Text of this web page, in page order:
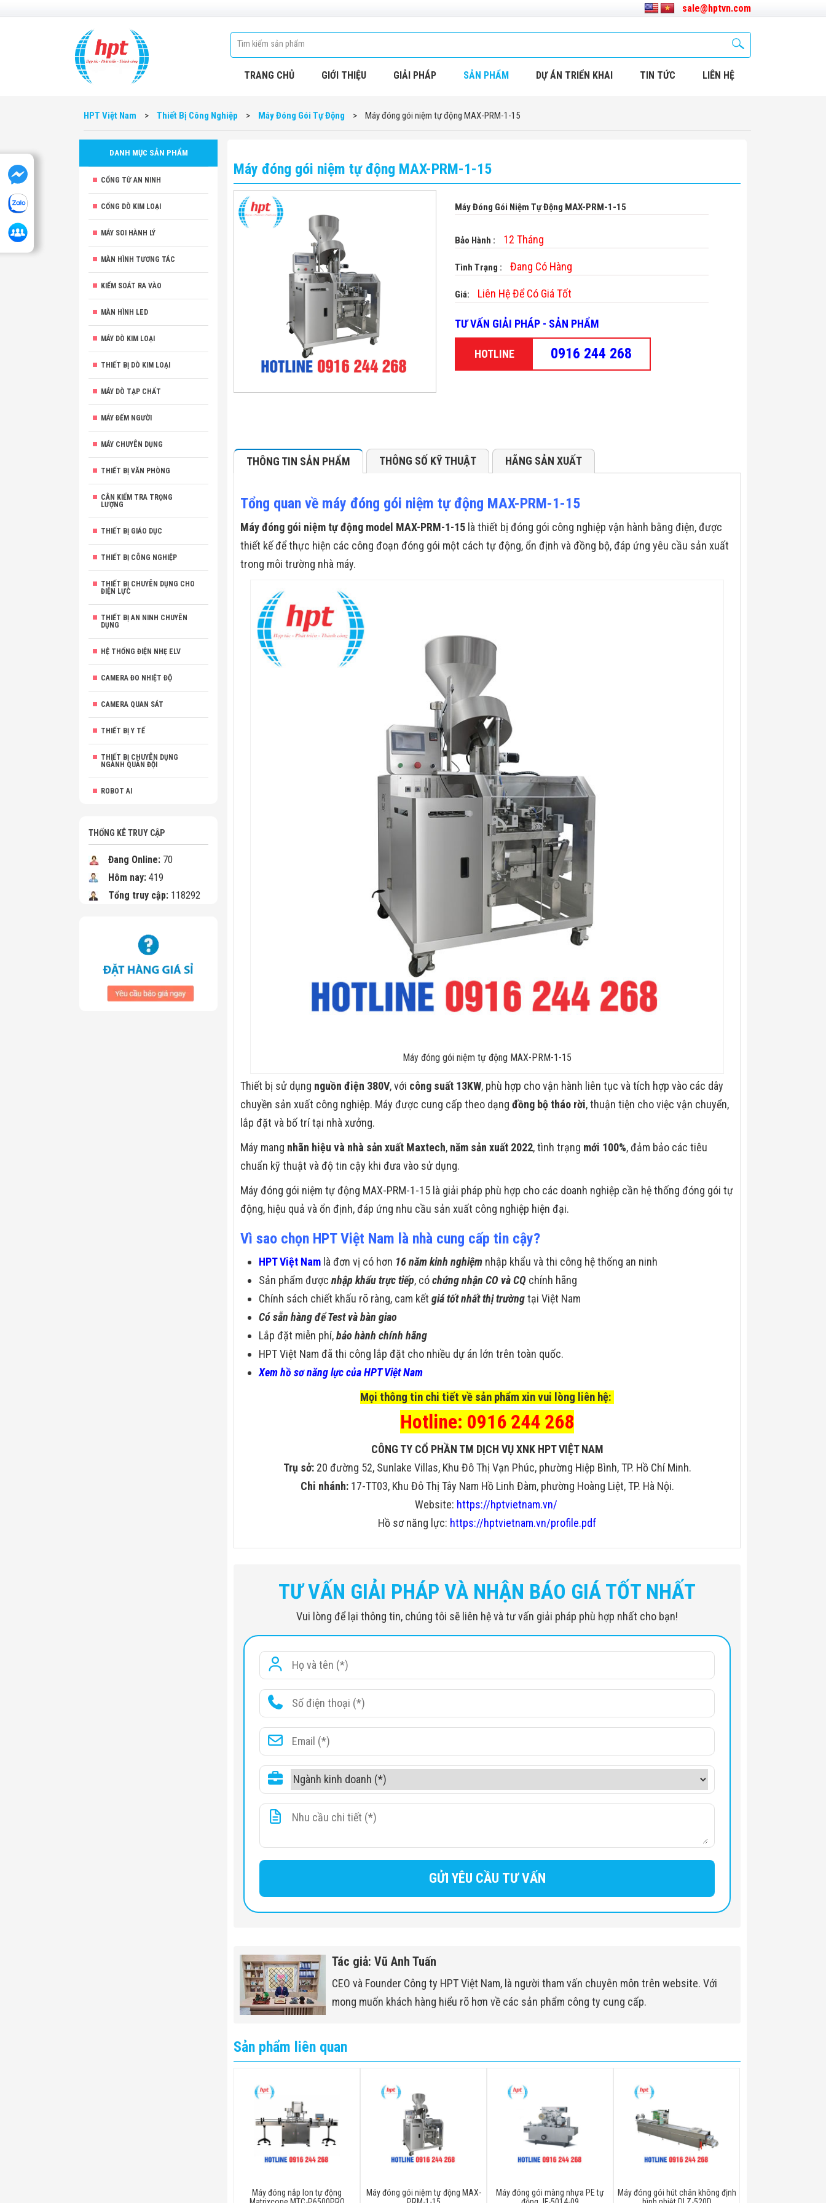
sale@hptvn.com
TRANG CHỦ GIỚI THIỆU GIẢI PHÁP SẢN PHẨM DỰ ÁN TRIỂN KHAI TIN TỨC LIÊN HỆ
HPT Việt Nam > Thiết Bị Công Nghiệp > Máy Đóng Gói Tự Động > Máy đóng gói niệm tự động MAX-PRM-1-15
DANH MỤC SẢN PHẨM
CỔNG TỪ AN NINH
CỔNG DÒ KIM LOẠI
MÁY SOI HÀNH LÝ
MÀN HÌNH TƯƠNG TÁC
KIỂM SOÁT RA VÀO
MÀN HÌNH LED
MÁY DÒ KIM LOẠI
THIẾT BỊ DÒ KIM LOẠI
MÁY DÒ TẠP CHẤT
MÁY ĐẾM NGƯỜI
MÁY CHUYÊN DỤNG
THIẾT BỊ VĂN PHÒNG
CÂN KIỂM TRA TRỌNG
LƯỢNG
THIẾT BỊ GIÁO DỤC
THIẾT BỊ CÔNG NGHIỆP
THIẾT BỊ CHUYÊN DỤNG CHO
ĐIỆN LỰC
THIẾT BỊ AN NINH CHUYÊN
DỤNG
HỆ THỐNG ĐIỆN NHẸ ELV
CAMERA ĐO NHIỆT ĐỘ
CAMERA QUAN SÁT
THIẾT BỊ Y TẾ
THIẾT BỊ CHUYÊN DỤNG
NGÀNH QUÂN ĐỘI
ROBOT AI
THỐNG KÊ TRUY CẬP
Đang Online: 70
Hôm nay: 419
Tổng truy cập: 118292
Máy đóng gói niệm tự động MAX-PRM-1-15
Máy Đóng Gói Niệm Tự Động MAX-PRM-1-15
Bảo Hành : 12 Tháng
Tình Trạng : Đang Có Hàng
Giá: Liên Hệ Để Có Giá Tốt
TƯ VẤN GIẢI PHÁP - SẢN PHẨM
HOTLINE 0916 244 268
THÔNG TIN SẢN PHẨM THÔNG SỐ KỸ THUẬT HÃNG SẢN XUẤT
Tổng quan về máy đóng gói niệm tự động MAX-PRM-1-15
Máy đóng gói niệm tự động model MAX-PRM-1-15 là thiết bị đóng gói công nghiệp vận hành bằng điện, được
thiết kế để thực hiện các công đoạn đóng gói một cách tự động, ổn định và đồng bộ, đáp ứng yêu cầu sản xuất
trong môi trường nhà máy.
Máy đóng gói niệm tự động MAX-PRM-1-15
Thiết bị sử dụng nguồn điện 380V, với công suất 13KW, phù hợp cho vận hành liên tục và tích hợp vào các dây
chuyền sản xuất công nghiệp. Máy được cung cấp theo dạng đồng bộ tháo rời, thuận tiện cho việc vận chuyển,
lắp đặt và bố trí tại nhà xưởng.
Máy mang nhãn hiệu và nhà sản xuất Maxtech, năm sản xuất 2022, tình trạng mới 100%, đảm bảo các tiêu
chuẩn kỹ thuật và độ tin cậy khi đưa vào sử dụng.
Máy đóng gói niệm tự động MAX-PRM-1-15 là giải pháp phù hợp cho các doanh nghiệp cần hệ thống đóng gói tự
động, hiệu quả và ổn định, đáp ứng nhu cầu sản xuất công nghiệp hiện đại.
Vì sao chọn HPT Việt Nam là nhà cung cấp tin cậy?
HPT Việt Nam là đơn vị có hơn 16 năm kinh nghiệm nhập khẩu và thi công hệ thống an ninh
Sản phẩm được nhập khẩu trực tiếp, cóchứng nhận CO và CQ chính hãng
Chính sách chiết khấu rõ ràng, cam kết giá tốt nhất thị trườngtại Việt Nam
Có sẵn hàng để Test và bàn giao
Lắp đặt miễn phí,bảo hành chính hãng
HPT Việt Nam đã thi công lắp đặt cho nhiều dự án lớn trên toàn quốc.
Xem hồ sơ năng lực của HPT Việt Nam
Mọi thông tin chi tiết về sản phẩm xin vui lòng liên hệ:
Hotline: 0916 244 268
CÔNG TY CỔ PHẦN TM DỊCH VỤ XNK HPT VIỆT NAM
Trụ sở: 20 đường 52, Sunlake Villas, Khu Đô Thị Vạn Phúc, phường Hiệp Bình, TP. Hồ Chí Minh.
Chi nhánh:17-TT03, Khu Đô Thị Tây Nam Hồ Linh Đàm, phường Hoàng Liệt, TP. Hà Nội.
Website: https://hptvietnam.vn/
Hồ sơ năng lực: https://hptvietnam.vn/profile.pdf
TƯ VẤN GIẢI PHÁP VÀ NHẬN BÁO GIÁ TỐT NHẤT
Vui lòng để lại thông tin, chúng tôi sẽ liên hệ và tư vấn giải pháp phù hợp nhất cho bạn!
Tác giả: Vũ Anh Tuấn
CEO và Founder Công ty HPT Việt Nam, là người tham vấn chuyên môn trên website. Với
mong muốn khách hàng hiểu rõ hơn về các sản phẩm công ty cung cấp.
Sản phẩm liên quan
Máy đóng nắp lon tự động
Máy đóng gói niệm tự động MAX-
Máy đóng gói màng nhựa PE tự
Máy đóng gói hút chân không định